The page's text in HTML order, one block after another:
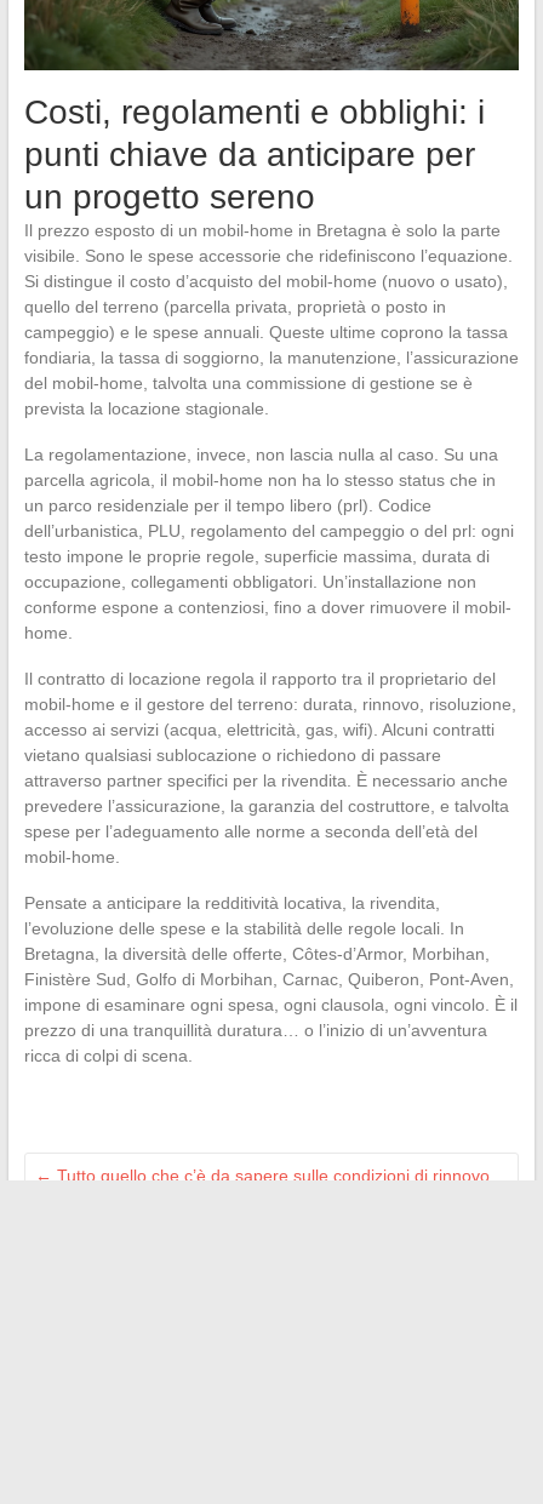
Costi, regolamenti e obblighi: i
punti chiave da anticipare per
un progetto sereno
Il prezzo esposto di un mobil-home in Bretagna è solo la parte
visibile. Sono le spese accessorie che ridefiniscono l’equazione.
Si distingue il costo d’acquisto del mobil-home (nuovo o usato),
quello del terreno (parcella privata, proprietà o posto in
campeggio) e le spese annuali. Queste ultime coprono la tassa
fondiaria, la tassa di soggiorno, la manutenzione, l’assicurazione
del mobil-home, talvolta una commissione di gestione se è
prevista la locazione stagionale.
La regolamentazione, invece, non lascia nulla al caso. Su una
parcella agricola, il mobil-home non ha lo stesso status che in
un parco residenziale per il tempo libero (prl). Codice
dell’urbanistica, PLU, regolamento del campeggio o del prl: ogni
testo impone le proprie regole, superficie massima, durata di
occupazione, collegamenti obbligatori. Un’installazione non
conforme espone a contenziosi, fino a dover rimuovere il mobil-
home.
Il contratto di locazione regola il rapporto tra il proprietario del
mobil-home e il gestore del terreno: durata, rinnovo, risoluzione,
accesso ai servizi (acqua, elettricità, gas, wifi). Alcuni contratti
vietano qualsiasi sublocazione o richiedono di passare
attraverso partner specifici per la rivendita. È necessario anche
prevedere l’assicurazione, la garanzia del costruttore, e talvolta
spese per l’adeguamento alle norme a seconda dell’età del
mobil-home.
Pensate a anticipare la redditività locativa, la rivendita,
l’evoluzione delle spese e la stabilità delle regole locali. In
Bretagna, la diversità delle offerte, Côtes-d’Armor, Morbihan,
Finistère Sud, Golfo di Morbihan, Carnac, Quiberon, Pont-Aven,
impone di esaminare ogni spesa, ogni clausola, ogni vincolo. È il
prezzo di una tranquillità duratura… o l’inizio di un’avventura
ricca di colpi di scena.
← Tutto quello che c’è da sapere sulle condizioni di rinnovo